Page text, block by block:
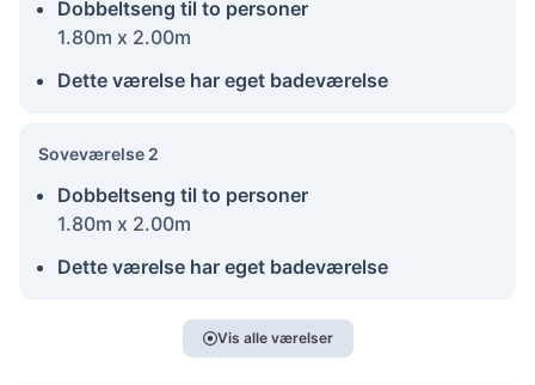
Dobbeltseng til to personer
1.80m x 2.00m
Dette værelse har eget badeværelse
Soveværelse 2
Dobbeltseng til to personer
1.80m x 2.00m
Dette værelse har eget badeværelse
Vis alle værelser